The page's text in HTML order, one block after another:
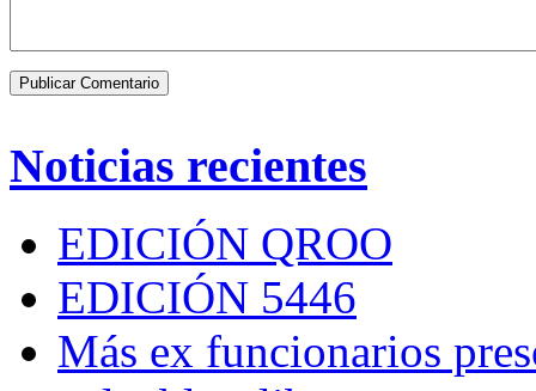
Noticias recientes
EDICIÓN QROO
EDICIÓN 5446
Más ex funcionarios